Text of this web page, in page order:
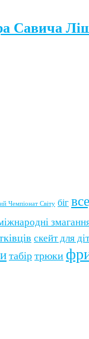
Савича
Чемпіонат Світу біг
скейт для
табір трюки